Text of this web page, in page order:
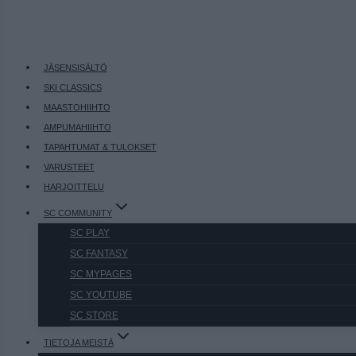
JÄSENSISÄLTÖ
SKI CLASSICS
MAASTOHIIHTO
AMPUMAHIIHTO
TAPAHTUMAT & TULOKSET
VARUSTEET
HARJOITTELU
SC COMMUNITY
SC PLAY
SC FANTASY
SC MYPAGES
SC YOUTUBE
SC STORE
TIETOJA MEISTÄ